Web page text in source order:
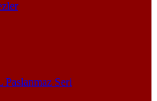
Seri